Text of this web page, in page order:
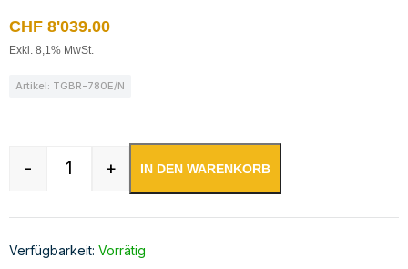
CHF 8'039.00
Exkl. 8,1% MwSt.
Artikel: TGBR-780E/N
Thermik Serie 700 I Elektro-Kippbratpfanne I
- + IN DEN WARENKORB
Verfügbarkeit: Vorrätig